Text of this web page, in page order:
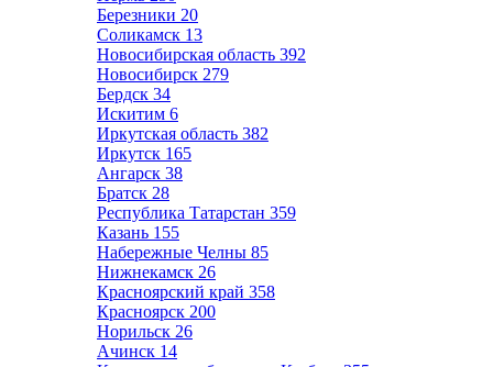
Березники 20
Соликамск 13
Новосибирская область 392
Новосибирск 279
Бердск 34
Искитим 6
Иркутская область 382
Иркутск 165
Ангарск 38
Братск 28
Республика Татарстан 359
Казань 155
Набережные Челны 85
Нижнекамск 26
Красноярский край 358
Красноярск 200
Норильск 26
Ачинск 14